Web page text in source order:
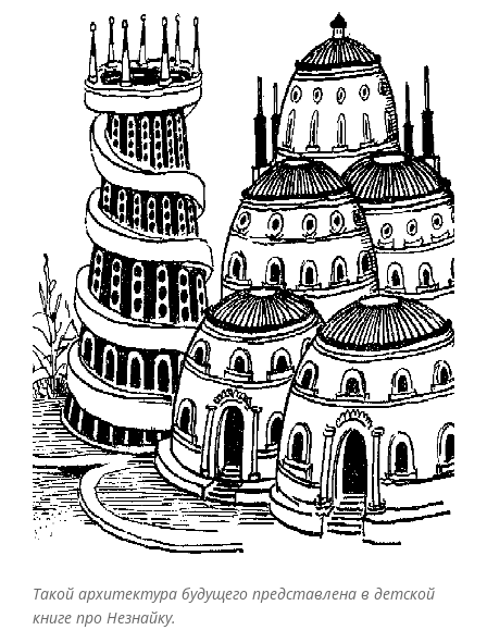
Такой архитектура будущего представлена в детской
книге про Незнайку.